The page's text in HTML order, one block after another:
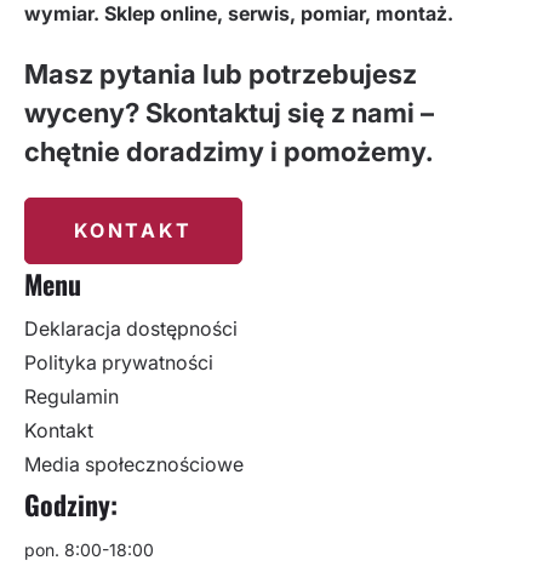
wymiar. Sklep online, serwis, pomiar, montaż.
Menu
Deklaracja dostępności
Polityka prywatności
Regulamin
Kontakt
Media społecznościowe
Godziny:
pon. 8:00-18:00
Masz pytania lub potrzebujesz
wyceny? Skontaktuj się z nami –
chętnie doradzimy i pomożemy.
KONTAKT